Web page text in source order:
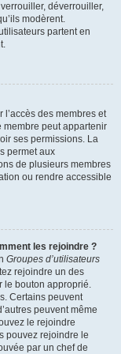
déverrouiller,
modèrent.
partent en
des membres et
membre peut appartenir
ses permissions. La
permet aux
de plusieurs membres
ou rendre accessible
les rejoindre ?
Groupes d’utilisateurs
rejoindre un des
le bouton approprié.
Certains peuvent
peuvent même
le rejoindre
pouvez rejoindre le
par un chef de